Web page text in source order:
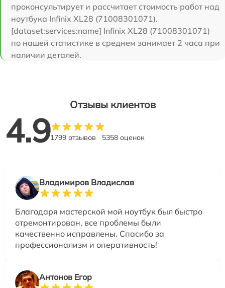
проконсультирует и рассчитает стоимость работ над
ноутбука Infinix XL28 (71008301071).
[dataset:services:name] Infinix XL28 (71008301071)
по нашей статистике в среднем занимает 2 часа при
наличии деталей.
Отзывы клиентов
4.91799 отзывов 5358 оценок
Владимиров Владислав
Благодаря мастерской мой ноутбук был быстро
отремонтирован, все проблемы были
качественно исправлены. Спасибо за
профессионализм и оперативность!
Антонов Егор